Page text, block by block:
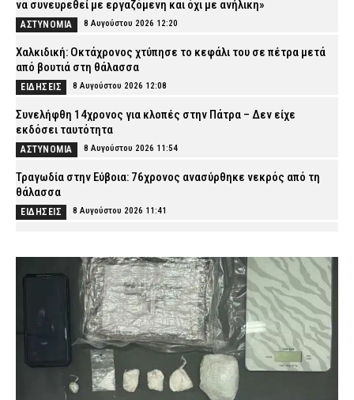
να συνευρεθεί με εργαζόμενη και όχι με ανήλικη»
ΑΣΤΥΝΟΜΙΑ 8 Αυγούστου 2026 12:20
Χαλκιδική: Οκτάχρονος χτύπησε το κεφάλι του σε πέτρα μετά
από βουτιά στη θάλασσα
ΕΙΔΗΣΕΙΣ 8 Αυγούστου 2026 12:08
Συνελήφθη 14χρονος για κλοπές στην Πάτρα – Δεν είχε
εκδόσει ταυτότητα
ΑΣΤΥΝΟΜΙΑ 8 Αυγούστου 2026 11:54
Τραγωδία στην Εύβοια: 76χρονος ανασύρθηκε νεκρός από τη
θάλασσα
ΕΙΔΗΣΕΙΣ 8 Αυγούστου 2026 11:41
Υποδιευθυντή
ΣΩΜΑΤΑ ΑΣΦΑΛΕΙΑΣ 8 Αυγούστου 2026 11:29
Σέρρες: Θρίλερ με τον θάνατου του 68χρονου – Στο
«μικροσκόπιο» των Αρχών το οικογενειακό περιβάλλον του
ΑΣΤΥΝΟΜΙΑ 8 Αυγούστου 2026 11:16
Πυροσβέστες καταγγέλλουν μετακίνηση οχήματος του 1965
στο Πόρτο Γερμενό: «Δεν είμαστε αναλώσιμοι»